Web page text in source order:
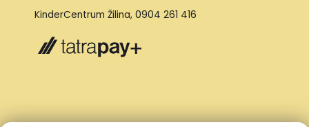
KinderCentrum Žilina, 0904 261 416